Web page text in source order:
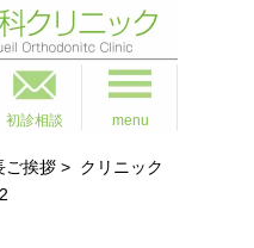
初診相談 menu
挨拶 > クリニック